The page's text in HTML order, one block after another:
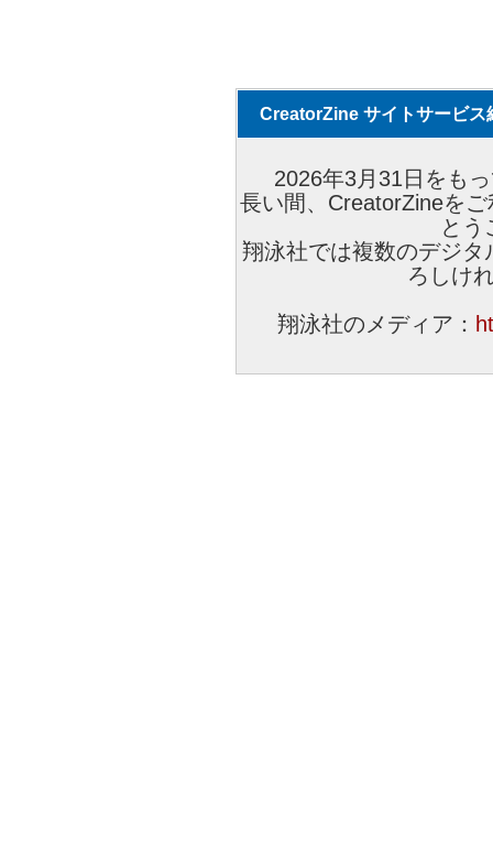
CreatorZine サイトサービス
2026年3月31日をも
長い間、CreatorZineを
とう
翔泳社では複数のデジ
ろしけ
翔泳社のメディア：